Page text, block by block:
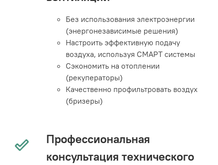
Без использования электроэнергии
(энергонезависимые решения)
Настроить эффективную подачу
воздуха, используя СМАРТ системы
Сэкономить на отоплении
(рекуператоры)
Качественно профильтровать воздух
(бризеры)
Профессиональная
консультация технического